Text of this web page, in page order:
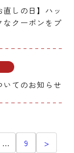
直しの日】ハッ
なクーポンをプ
てのお知らせ
… 9 >